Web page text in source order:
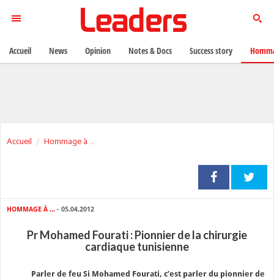
Accueil Hommage à ...
HOMMAGE À ... - 05.04.2012
Pr Mohamed Fourati : Pionnier de la chirurgie
cardiaque tunisienne
Parler de feu Si Mohamed Fourati, c’est parler du pionnier de
Accueil News Opinion Notes & Docs Success story